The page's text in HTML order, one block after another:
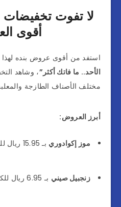
لا تفوت تخفيضات
أقوى
استفد من أقوى عروض بنده
الأحد.. ما فاتك أكثر”، وشاهد
مختلف الأصناف الطازجة
أبرز العروض:
موز إكوادوري بـ 15.95 ريال للـ 3 كجم
زنجبيل صيني بـ 6.95 ريال للكيلو